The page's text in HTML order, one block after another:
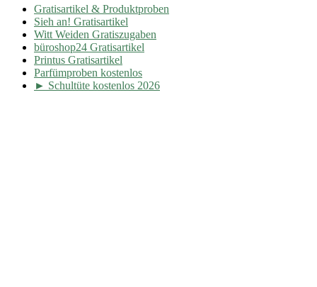
Gratisartikel & Produktproben
Sieh an! Gratisartikel
Witt Weiden Gratiszugaben
büroshop24 Gratisartikel
Printus Gratisartikel
Parfümproben kostenlos
► Schultüte kostenlos 2026